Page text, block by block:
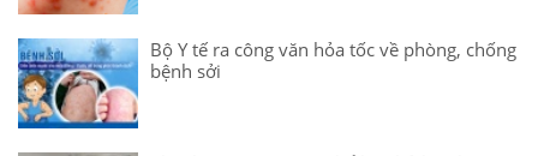
Bộ Y tế ra công văn hỏa tốc về phòng, chống
bệnh sởi